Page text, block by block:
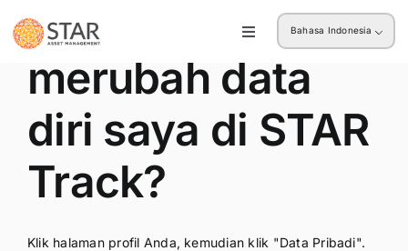
to
Toggle
Ritel
Institusi
Bahasa Indonesia
Bagaimana cara
merubah data
diri saya di STAR
Track?
Klik halaman profil Anda, kemudian klik "Data Pribadi".